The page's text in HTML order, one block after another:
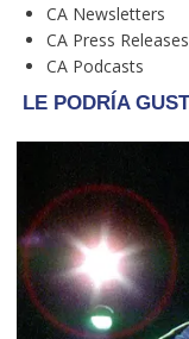
CA Newsletters
CA Press Releases
CA Podcasts